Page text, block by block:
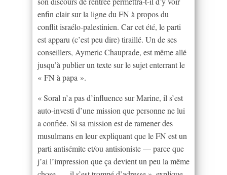
enfin clair sur la ligne du FN à propos du
conflit israélo-palestinien. Car cet été, le parti
est apparu (c’est peu dire) tiraillé. Un de ses
conseillers, Aymeric Chauprade, est même allé
jusqu’à publier un texte sur le sujet enterrant le
« FN à papa ».
« Soral n’a pas d’influence sur Marine, il s’est
auto-investi d’une mission que personne ne lui
a confiée. Si sa mission est de ramener des
musulmans en leur expliquant que le FN est un
parti antisémite et/ou antisioniste — parce que
j’ai l’impression que ça devient un peu la même